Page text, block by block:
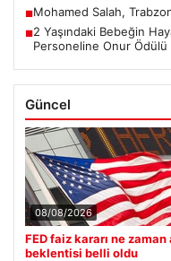
■Mohamed Salah,
■2 Yaşındaki Bebeğin
Personeline Onur Ödülü
Güncel
08/08/2026
FED faiz kararı ne
beklentisi belli oldu